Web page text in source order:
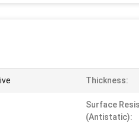
Thickness:
Surface
(Antistatic):